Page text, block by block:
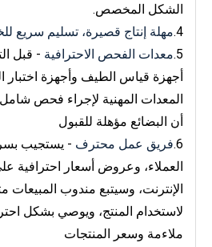
الشكل المخصص.
4. مهلة إنتاج قصيرة، تسليم سريع
5. معدات الفحص الاحترافية - قبل
أجهزة قياس الطيف وأجهزة اختبار
المعدات المهنية لإجراء فحص
أن البضائع مؤهلة للقبول
6. فريق عمل محترف - يستجيب
الإنترنت، وسيتبع مندوب المبيعات
لاستخدام المنتج، ويوصي بشكل
ملاءمة وسعر المنتجات